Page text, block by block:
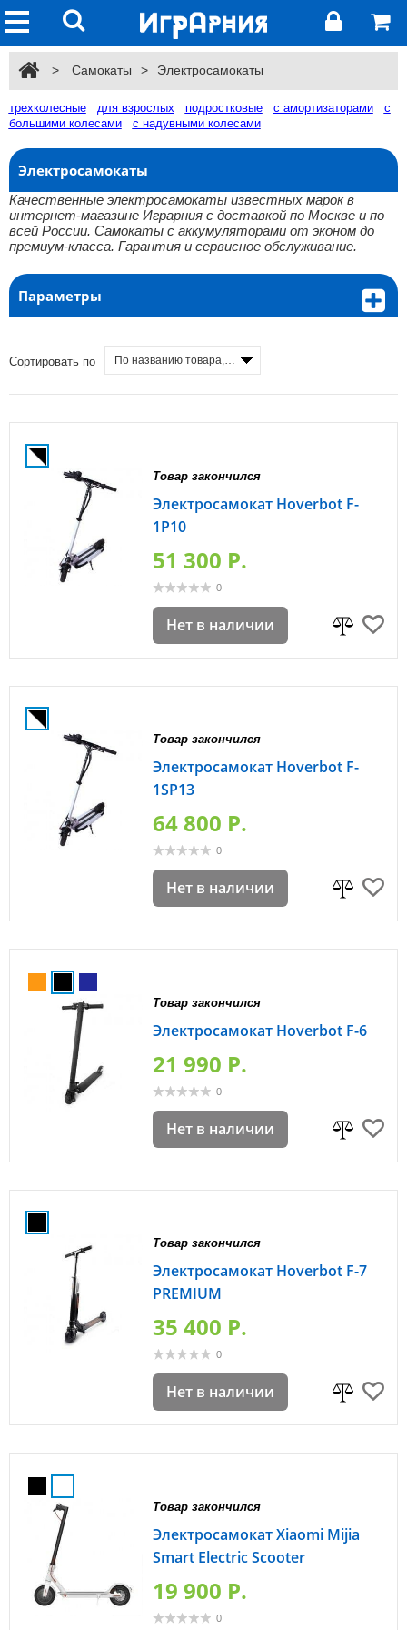
> Самокаты > Электросамокаты
трехколесные для взрослых подростковые с амортизаторами
с
большими колесами
с надувными колесами
Электросамокаты
Качественные электросамокаты известных марок в
интернет-магазине Играрния с доставкой по Москве и по
всей России. Самокаты с аккумуляторами от эконом до
премиум-класса. Гарантия и сервисное обслуживание.
Параметры
Сортировать по По названию товара, от А до Я
Товар закончился
Электросамокат Hoverbot F-
1P10
51 300 P.
0
Нет в наличии
Товар закончился
Электросамокат Hoverbot F-
1SP13
64 800 P.
0
Нет в наличии
Товар закончился
Электросамокат Hoverbot F-6
21 990 P.
0
Нет в наличии
Товар закончился
Электросамокат Hoverbot F-7
PREMIUM
35 400 P.
0
Нет в наличии
Товар закончился
Электросамокат Xiaomi Mijia
Smart Electric Scooter
19 900 P.
0